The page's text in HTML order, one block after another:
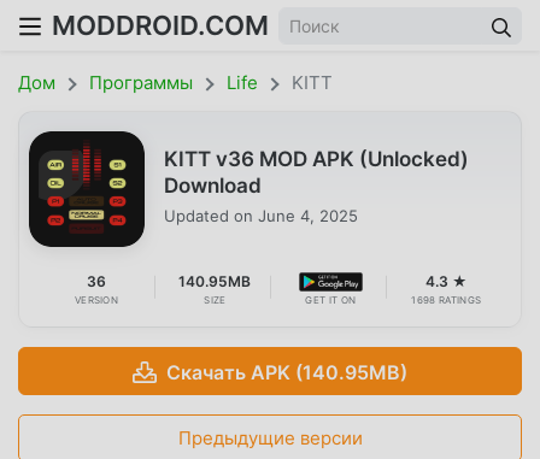
MODDROID.COM
Дом Программы Life KITT
KITT v36 MOD APK (Unlocked)
Download
Updated on June 4, 2025
36
VERSION
140.95MB
SIZE GET IT ON
4.3 ★
1698 RATINGS
Скачать APK (140.95MB)
Предыдущие версии